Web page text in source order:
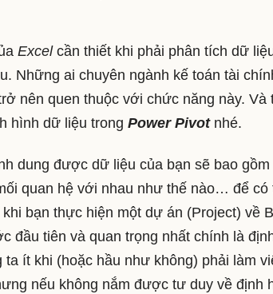
Excel cần thiết khi phải phân tích dữ
Những ai chuyên ngành kế toán tài
nên quen thuộc với chức năng này. Và
hình dữ liệu trong Power Pivotnhé.
dung được dữ liệu của bạn sẽ bao
quan hệ với nhau như thế nào… để có
bạn thực hiện một dự án (Project) về
đầu tiên và quan trọng nhất chính là
ít khi (hoặc hầu như không) phải làm
nếu không nắm được tư duy về định